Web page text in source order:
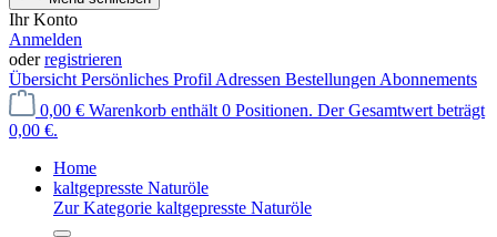
Ihr Konto
Anmelden
oderregistrieren
Übersicht Persönliches Profil Adressen Bestellungen Abonnements
0,00 € Warenkorb enthält 0 Positionen. Der Gesamtwert beträgt
0,00 €.
Home
kaltgepresste Naturöle
Zur Kategorie kaltgepresste Naturöle